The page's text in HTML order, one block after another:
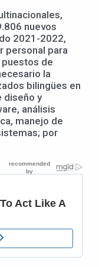
nuevos
2021-2022,
personal para
de
la
bilingües en
diseño y
análisis
manejo de
por